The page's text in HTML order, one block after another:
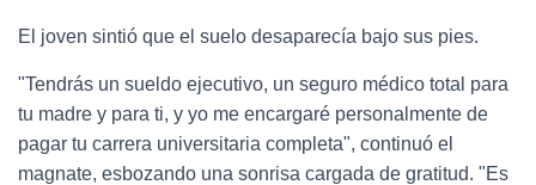
El joven sintió que el suelo desaparecía bajo sus pies.
"Tendrás un sueldo ejecutivo, un seguro médico total para
tu madre y para ti, y yo me encargaré personalmente de
pagar tu carrera universitaria completa", continuó el
magnate, esbozando una sonrisa cargada de gratitud. "Es